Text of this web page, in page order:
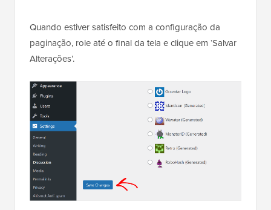
Quando estiver satisfeito com a configuração da
paginação, role até o final da tela e clique em ‘Salvar
Alterações’.